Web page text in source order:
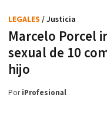
Marcelo Porcel
sexual de 10
hijo
LEGALES / Justicia
PoriProfesional